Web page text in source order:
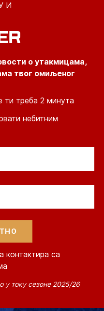
И
о утакмицама,
твог омиљеног
ти треба 2 минута
небитним
са
у току сезоне 2025/26